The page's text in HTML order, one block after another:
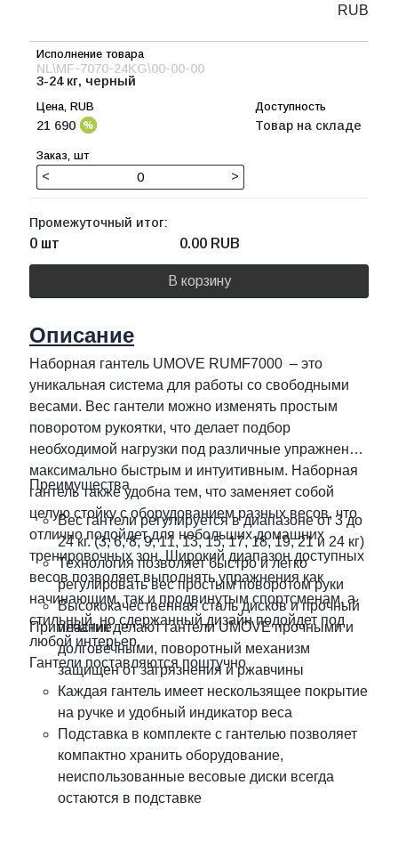
RUB
NL\MF-7070-24KG\00-00-00
3-24 кг, черный
21 690 Товар на складе
< >
Промежуточный итог:
0 шт 0.00 RUB
В корзину
Описание
Наборная гантель UMOVE RUMF7000 – это
уникальная система для работы со свободными
весами. Вес гантели можно изменять простым
поворотом рукоятки, что делает подбор
необходимой нагрузки под различные упражнения
максимально быстрым и интуитивным. Наборная
гантель также удобна тем, что заменяет собой
целую стойку с оборудованием разных весов, что
отлично подойдет для небольших домашних
тренировочных зон. Широкий диапазон доступных
весов позволяет выполнять упражнения как
начинающим, так и продвинутым спортсменам, а
стильный, но сдержанный дизайн подойдет под
любой интерьер.
Преимущества
Вес гантели регулируется в диапазоне от 3 до
24 кг. (3, 6, 8, 9, 11, 13, 15, 17, 18, 19, 21 и 24 кг)
Технология позволяет быстро и легко
регулировать вес простым поворотом руки
Высококачественная сталь дисков и прочный
пластик делают гантели UMOVE прочными и
долговечными, поворотный механизм
защищен от загрязнения и ржавчины
Каждая гантель имеет нескользящее покрытие
на ручке и удобный индикатор веса
Подставка в комплекте с гантелью позволяет
компактно хранить оборудование,
неиспользованные весовые диски всегда
остаются в подставке
Примечание
Гантели поставляются поштучно